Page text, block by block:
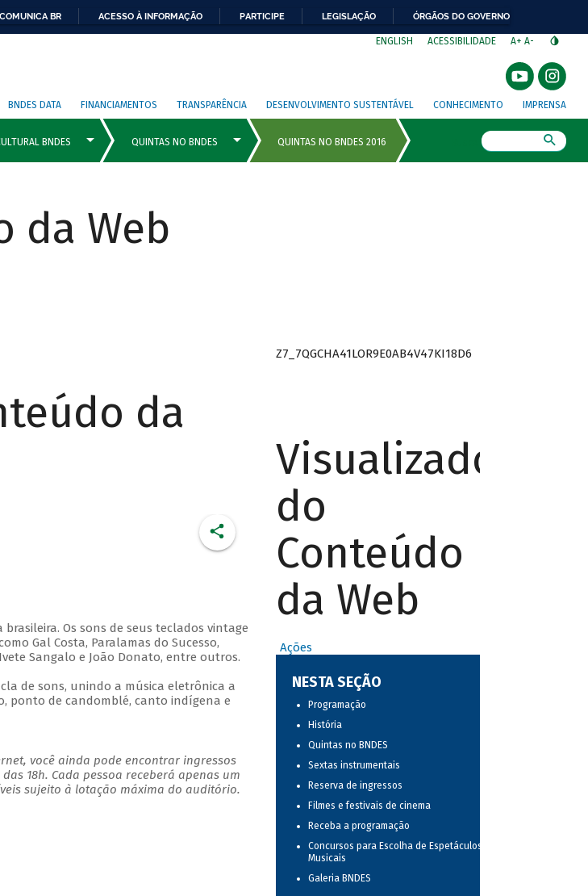
COMUNICA BR ACESSO À INFORMAÇÃO PARTICIPE LEGISLAÇÃO ÓRGÃOS DO GOVERNO
ENGLISH ACESSIBILIDADE A+ A-
BNDES DATA FINANCIAMENTOS TRANSPARÊNCIA DESENVOLVIMENTO SUSTENTÁVEL CONHECIMENTO IMPRENSA
da Web
da
Os sons de seus teclados vintage
Gal Costa, Paralamas do Sucesso,
Sangalo e João Donato, entre outros.
de sons, unindo a música eletrônica a
ponto de candomblé, canto indígena e
você ainda pode encontrar ingressos
18h. Cada pessoa receberá apenas um
sujeito à lotação máxima do auditório.
Z7_7QGCHA41LOR9E0AB4V47KI18D6
Visualizador
do
Conteúdo
da Web
Ações
NESTA SEÇÃO
Programação
História
Quintas no BNDES
Sextas instrumentais
Reserva de ingressos
Filmes e festivais de cinema
Receba a programação
Concursos para Escolha de Espetáculos
Musicais
Galeria BNDES